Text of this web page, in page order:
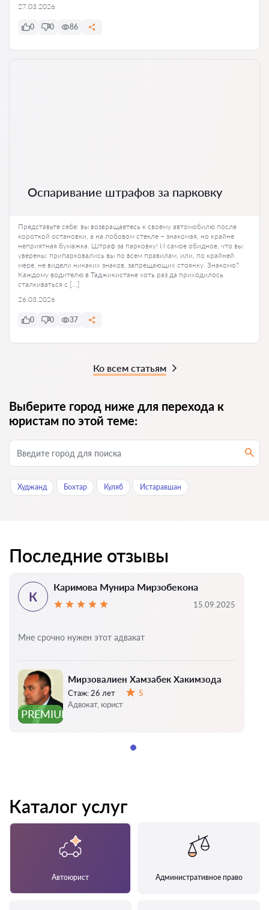
27.03.2026
0 0 86
Оспаривание штрафов за парковку
Представьте себе: вы возвращаетесь к своему автомобилю после
короткой остановки, а на лобовом стекле – знакомая, но крайне
неприятная бумажка. Штраф за парковку! И самое обидное, что вы
уверены: припарковались вы по всем правилам, или, по крайней
мере, не видели никаких знаков, запрещающих стоянку. Знакомо?
Каждому водителю в Таджикистане хоть раз да приходилось
сталкиваться с […]
26.03.2026
0 0 37
Ко всем статьям
Выберите город ниже для перехода к
юристам по этой теме:
Худжанд Бохтар Куляб Истаравшан
Последние отзывы
PREMIUM
Мирзовалиен Хамзабек Хакимзода
Стаж: 26 лет
5
Адвокат, юрист
К
Каримова Мунира Мирзобекона
15.09.2025
Мне срочно нужен этот адвакат
Каталог услуг
Автоюрист Административное право